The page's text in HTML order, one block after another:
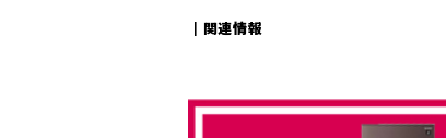
┃関連情報